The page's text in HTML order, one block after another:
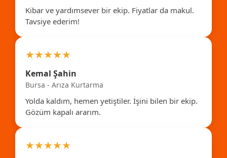
Kibar ve yardımsever bir ekip. Fiyatlar da makul.
Tavsiye ederim!
★★★★★
Kemal Şahin
Bursa - Arıza Kurtarma
Yolda kaldım, hemen yetiştiler. İşini bilen bir ekip.
Gözüm kapalı ararım.
★★★★★